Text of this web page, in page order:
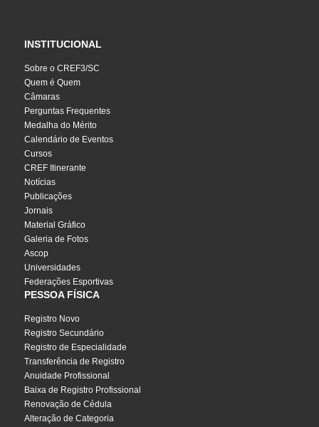
INSTITUCIONAL
Sobre o CREF3/SC
Quem é Quem
Câmaras
Perguntas Frequentes
Medalha do Mérito
Calendário de Eventos
Cursos
CREF Itinerante
Notícias
Publicações
Jornais
Material Gráfico
Galeria de Fotos
Ascop
Universidades
Federações Esportivas
PESSOA FÍSICA
Registro Novo
Registro Secundário
Registro de Especialidade
Transferência de Registro
Anuidade Profissional
Baixa de Registro Profissional
Renovação de Cédula
Alteração de Categoria